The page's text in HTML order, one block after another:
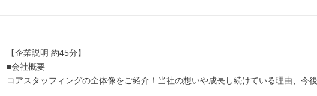
【企業説明 約45分】
■会社概要
コアスタッフィングの全体像をご紹介！当社の想いや成長し続けている理由、